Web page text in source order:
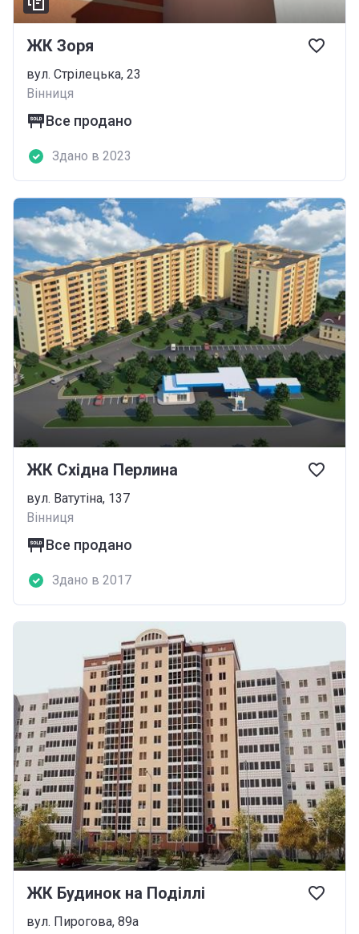
ЖК Зоря
вул. Стрілецька, 23
Вінниця
Все продано
Здано в 2023
ЖК Східна Перлина
вул. Ватутіна, 137
Вінниця
Все продано
Здано в 2017
ЖК Будинок на Поділлі
вул. Пирогова, 89а